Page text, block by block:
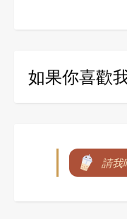
如果你喜歡
請我